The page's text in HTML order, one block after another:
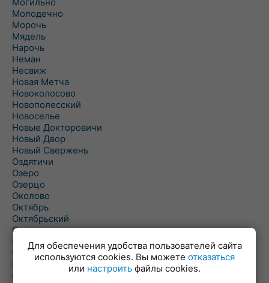
Молодечно
Морочь
Мядель
Нарочь
Неман
Несвиж
Новая Метча
Новоколосово
Новополесский
Новоселье
Новые Докторовичи
Новый Двор
Новый Свержень
Оздятичи
Озеро
Озерцо
Околово
Октябрь
Октябрьский
Олехновичи
Омговичи
Оношки
Осовец
Острошицкий Городок
Для обеспечения удобства пользователей сайта
используются cookies. Вы можете отказаться
или настроить файлы cookies.